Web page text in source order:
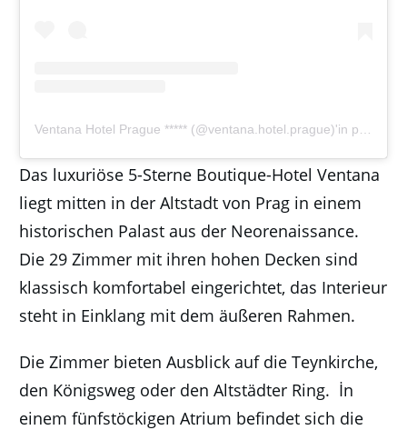
Das luxuriöse 5-Sterne Boutique-Hotel Ventana
liegt mitten in der Altstadt von Prag in einem
historischen Palast aus der Neorenaissance.
Die 29 Zimmer mit ihren hohen Decken sind
klassisch komfortabel eingerichtet, das Interieur
steht in Einklang mit dem äußeren Rahmen.
Die Zimmer bieten Ausblick auf die Teynkirche,
den Königsweg oder den Altstädter Ring. İn
einem fünfstöckigen Atrium befindet sich die